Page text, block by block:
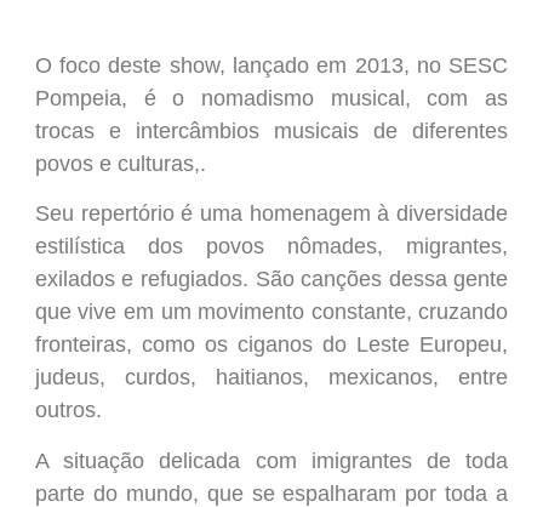
O foco deste show, lançado em 2013, no SESC
Pompeia, é o nomadismo musical, com as
trocas e intercâmbios musicais de diferentes
povos e culturas,.
Seu repertório é uma homenagem à diversidade
estilística dos povos nômades, migrantes,
exilados e refugiados. São canções dessa gente
que vive em um movimento constante, cruzando
fronteiras, como os ciganos do Leste Europeu,
judeus, curdos, haitianos, mexicanos, entre
outros.
A situação delicada com imigrantes de toda
parte do mundo, que se espalharam por toda a